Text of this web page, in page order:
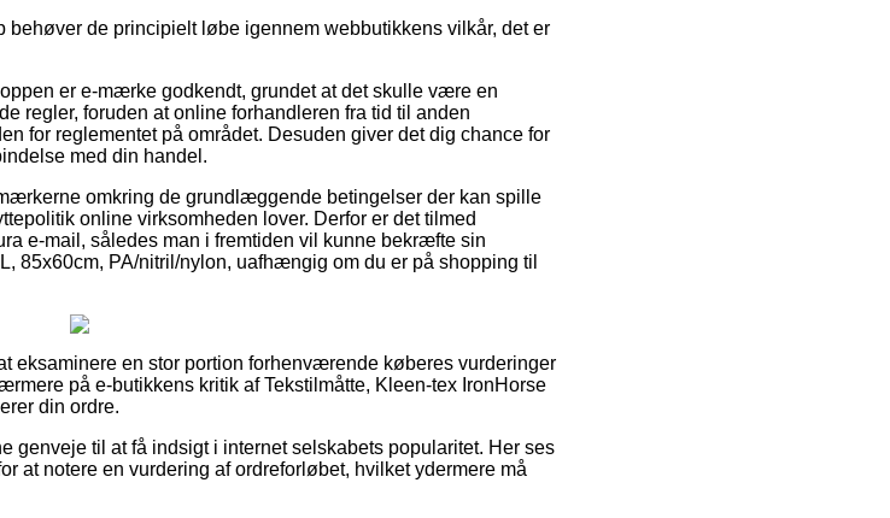
de principielt løbe igennem webbutikkens vilkår, det er
er e-mærke godkendt, grundet at det skulle være en
regler, foruden at online forhandleren fra tid til anden
for reglementet på området. Desuden giver det dig chance for
med din handel.
omkring de grundlæggende betingelser der kan spille
online virksomheden lover. Derfor er det tilmed
e-mail, således man i fremtiden vil kunne bekræfte sin
85x60cm, PA/nitril/nylon, uafhængig om du er på shopping til
eksaminere en stor portion forhenværende køberes vurderinger
på e-butikkens kritik af Tekstilmåtte, Kleen-tex IronHorse
din ordre.
genveje til at få indsigt i internet selskabets popularitet. Her ses
at notere en vurdering af ordreforløbet, hvilket ydermere må